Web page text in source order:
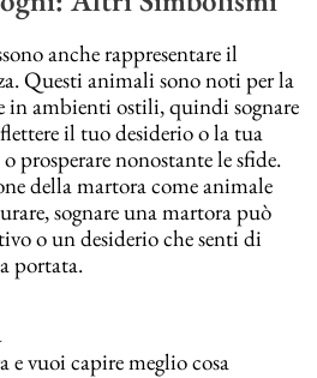
anche rappresentare il
Questi animali sono noti per la
in ambienti ostili, quindi sognare
il tuo desiderio o la tua
prosperare nonostante le sfide.
della martora come animale
sognare una martora può
o un desiderio che senti di
portata.
e vuoi capire meglio cosa